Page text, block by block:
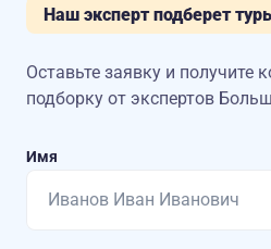
Наш эксперт подберет
Оставьте заявку и получите
подборку от экспертов
Имя